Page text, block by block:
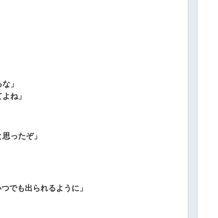
」
ね」
ったぞ」
でも出られるように」